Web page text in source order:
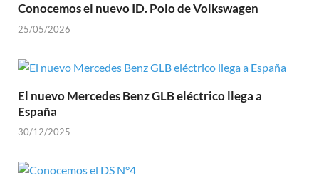
Conocemos el nuevo ID. Polo de Volkswagen
25/05/2026
El nuevo Mercedes Benz GLB eléctrico llega a
España
30/12/2025